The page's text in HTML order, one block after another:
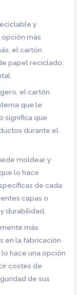
y
más
el cartón
papel reciclado,
el cartón
que le
significa que
durante el
moldear y
lo hace
de cada
capas o
durabilidad.
más
en la fabricación
hace una opción
costes de
de sus